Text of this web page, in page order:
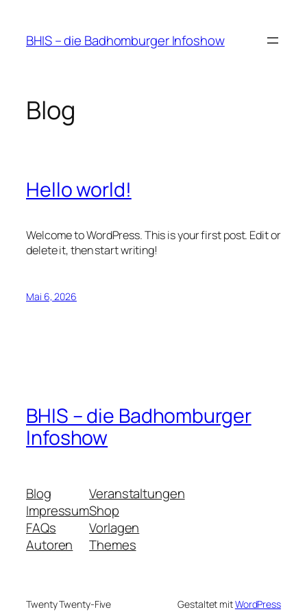
springen
BHIS – die Badhomburger Infoshow
Blog
Hello world!
Welcome to WordPress. This is your first post. Edit or
delete it, then start writing!
Mai 6, 2026
BHIS – die Badhomburger
Infoshow
Blog
Impressum
FAQs
Autoren
Veranstaltungen
Shop
Vorlagen
Themes
Twenty Twenty-Five Gestaltet mitWordPress